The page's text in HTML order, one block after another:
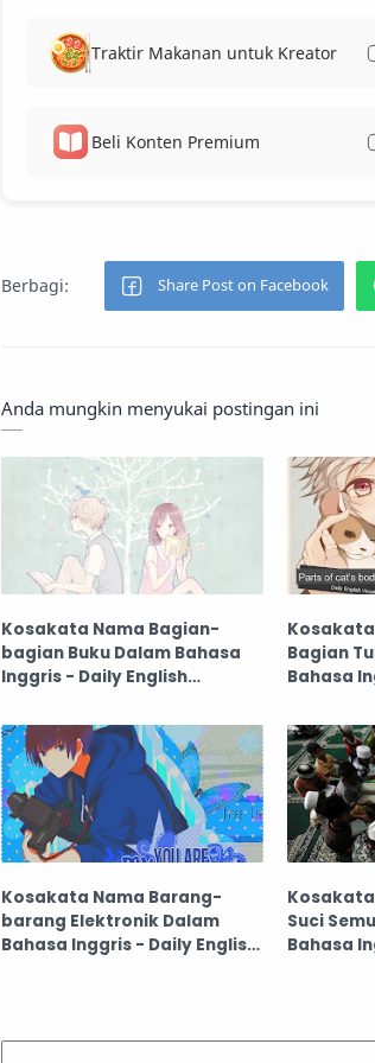
Traktir Makanan untuk Kreator
Beli Konten Premium
Anda mungkin menyukai postingan ini
Kosakata Nama Bagian-
bagian Buku Dalam Bahasa
Inggris - Daily English
Bagian
Bahasa
Kosakata Nama Barang-
barang Elektronik Dalam
Bahasa Inggris - Daily English
Suci
Bahasa